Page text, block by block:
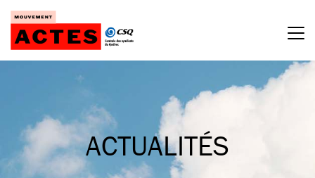
Passer
contenu
ACTUALITÉS